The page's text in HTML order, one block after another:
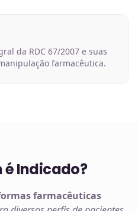
da RDC 67/2007 e suas
farmacêutica.
é Indicado?
farmacêuticas